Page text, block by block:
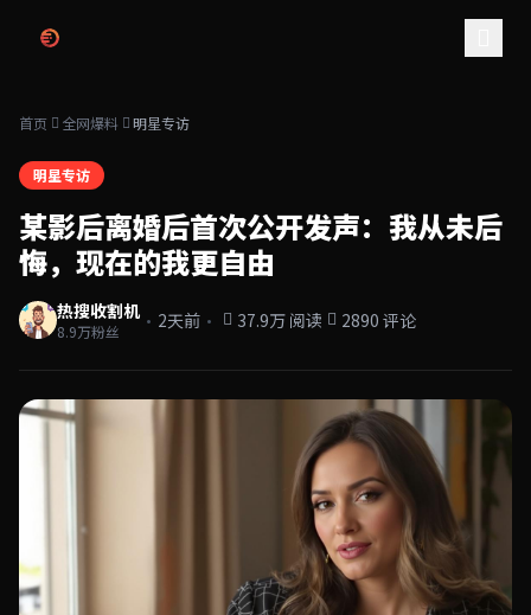
首页 全网爆料 明星专访
明星专访
某影后离婚后首次公开发声：我从未后
悔，现在的我更自由
热搜收割机
8.9万粉丝 · 2天前 · 37.9万 阅读 2890 评论